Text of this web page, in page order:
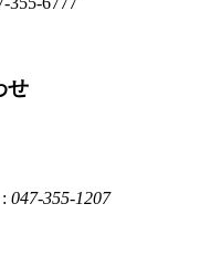
せ
047-355-1207